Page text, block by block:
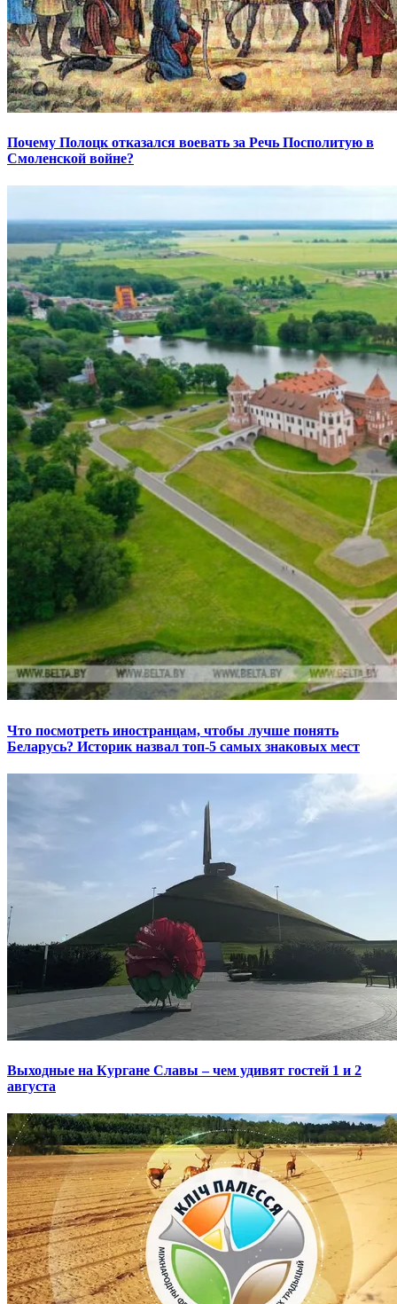
Почему Полоцк отказался воевать за Речь Посполитую в
Смоленской войне?
Что посмотреть иностранцам, чтобы лучше понять
Беларусь? Историк назвал топ-5 самых знаковых мест
Выходные на Кургане Славы – чем удивят гостей 1 и 2
августа